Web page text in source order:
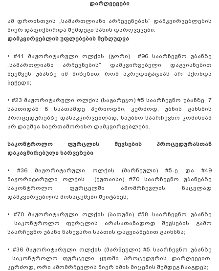
დარღვევები
ამ დროისთვის „სამართლიანი არჩევენების“ დამკვირვებლების
მიერ დაფიქსირდა შემდეგი სახის დარღვევები:
დამკვირვებლის უფლებების შეზღუდვა
•
#41 მაჟორიტარული ოლქის (გორი) #96 საარჩევნო უბანზე
„სამართლიანი არჩევნების“ დამკვირვებელი დაგვიანებით
შეუშვეს უბანზე იმ მიზეზით, რომ აკრედიტაციას არ ჰქონდა
ბეჭედი;
• #23 მაჟორიტარული ოლქის (საგარეჯო) #5 საარჩევნო უბანზე 7
საათიდან 8 საათამდე პერიოდში, კერძოდ, უბნის გახსნის
პროცედურებზე დასაკვირვებლად, საუბნო საარჩევნო კომისიამ
არ დაუშვა საერთაშორისო დამკვირვებლები.
საკონტროლო ფურცლის შევსების პროცედურასთან
დაკავშირებული ხარვეზები
•
#36 მაჟორიტარული ოლქის (მარნეული) #5-ე და #49
მაჟორიტარული ოლქის (ქუთაისი) #70 საარჩევნო უბანებზე
საკონტროლო ფურცელში ამომრჩევლის ნაცვლად
დამკვირვებლის მონაცემები შეიტანეს;
•
#70 მაჟორიტარული ოლქის (ბათუმი) #58 საარჩევნო უბანზე
საკონტროლო ფურცლის არასათანადოდ შევსების გამო
საარჩევნო უბანი ნახევარი საათის დაგვიანებით გაიხსნა;
• #36 მაჟორიტარული ოლქის (მარნეული) #5 საარჩევნო უბანზე
საკონტროლო ფურცელი ყუთში პროცედურის დარღვევით,
კერძოდ, ორი ამომრჩევლის მიერ ხმის მიცემის შემდეგ ჩააგდეს;